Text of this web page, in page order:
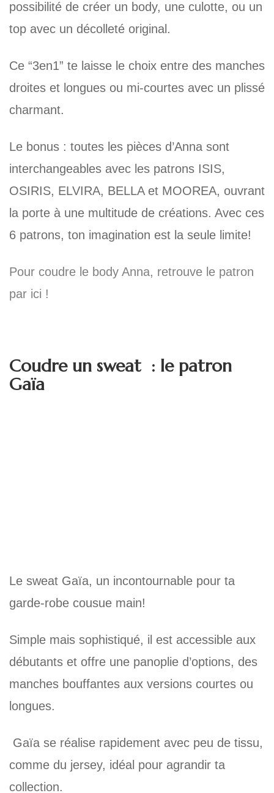
possibilité de créer un body, une culotte, ou un
top avec un décolleté original.
Ce “3en1” te laisse le choix entre des manches
droites et longues ou mi-courtes avec un plissé
charmant.
Le bonus : toutes les pièces d’Anna sont
interchangeables avec les patrons ISIS,
OSIRIS, ELVIRA, BELLA et MOOREA, ouvrant
la porte à une multitude de créations. Avec ces
6 patrons, ton imagination est la seule limite!
Pour coudre le body Anna, retrouve le patron
par ici !
Coudre un sweat : le patron
Gaïa
Le sweat Gaïa, un incontournable pour ta
garde-robe cousue main!
Simple mais sophistiqué, il est accessible aux
débutants et offre une panoplie d’options, des
manches bouffantes aux versions courtes ou
longues.
Gaïa se réalise rapidement avec peu de tissu,
comme du jersey, idéal pour agrandir ta
collection.